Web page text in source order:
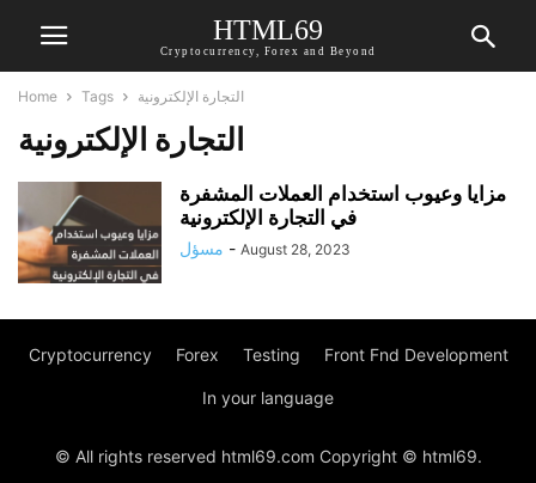
HTML69
Cryptocurrency, Forex and Beyond
Home Tags التجارة الإلكترونية
التجارة الإلكترونية
مزايا وعيوب استخدام العملات المشفرة
في التجارة الإلكترونية
مسؤل - August 28, 2023
Cryptocurrency Forex Testing Front Fnd Development
In your language
© All rights reserved html69.com Copyright © html69.